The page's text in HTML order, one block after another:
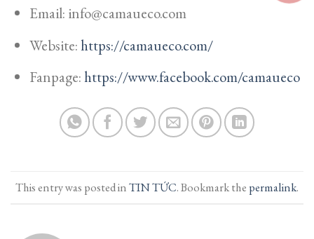
Email: info@camaueco.com
Website:https://camaueco.com/
Fanpage:https://www.facebook.com/camaueco
This entry was posted inTIN TỨC. Bookmark the permalink.